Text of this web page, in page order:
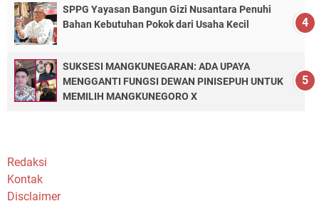
SPPG Yayasan Bangun Gizi Nusantara Penuhi
Bahan Kebutuhan Pokok dari Usaha Kecil
SUKSESI MANGKUNEGARAN: ADA UPAYA
MENGGANTI FUNGSI DEWAN PINISEPUH UNTUK
MEMILIH MANGKUNEGORO X
Redaksi
Kontak
Disclaimer